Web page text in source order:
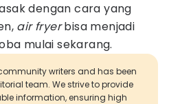
dengan cara yang
air fryerbisa menjadi
mulai sekarang.
writers and has been
team. We strive to provide
information, ensuring high